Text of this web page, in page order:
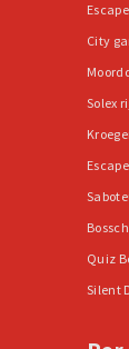
City
Solex
Quiz
Silent